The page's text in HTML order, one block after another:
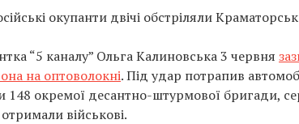
окупанти двічі обстріляли
“5 каналу” Ольга Калиновська 3 червня
на оптоволокні. Під удар потрапив
148 окремої десантно-штурмової бригади,
військові.